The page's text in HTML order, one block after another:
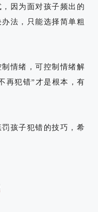
因为面对孩子频出的
法，只能选择简单粗
情绪，可控制情绪解
再犯错”才是根本，有
孩子犯错的技巧，希